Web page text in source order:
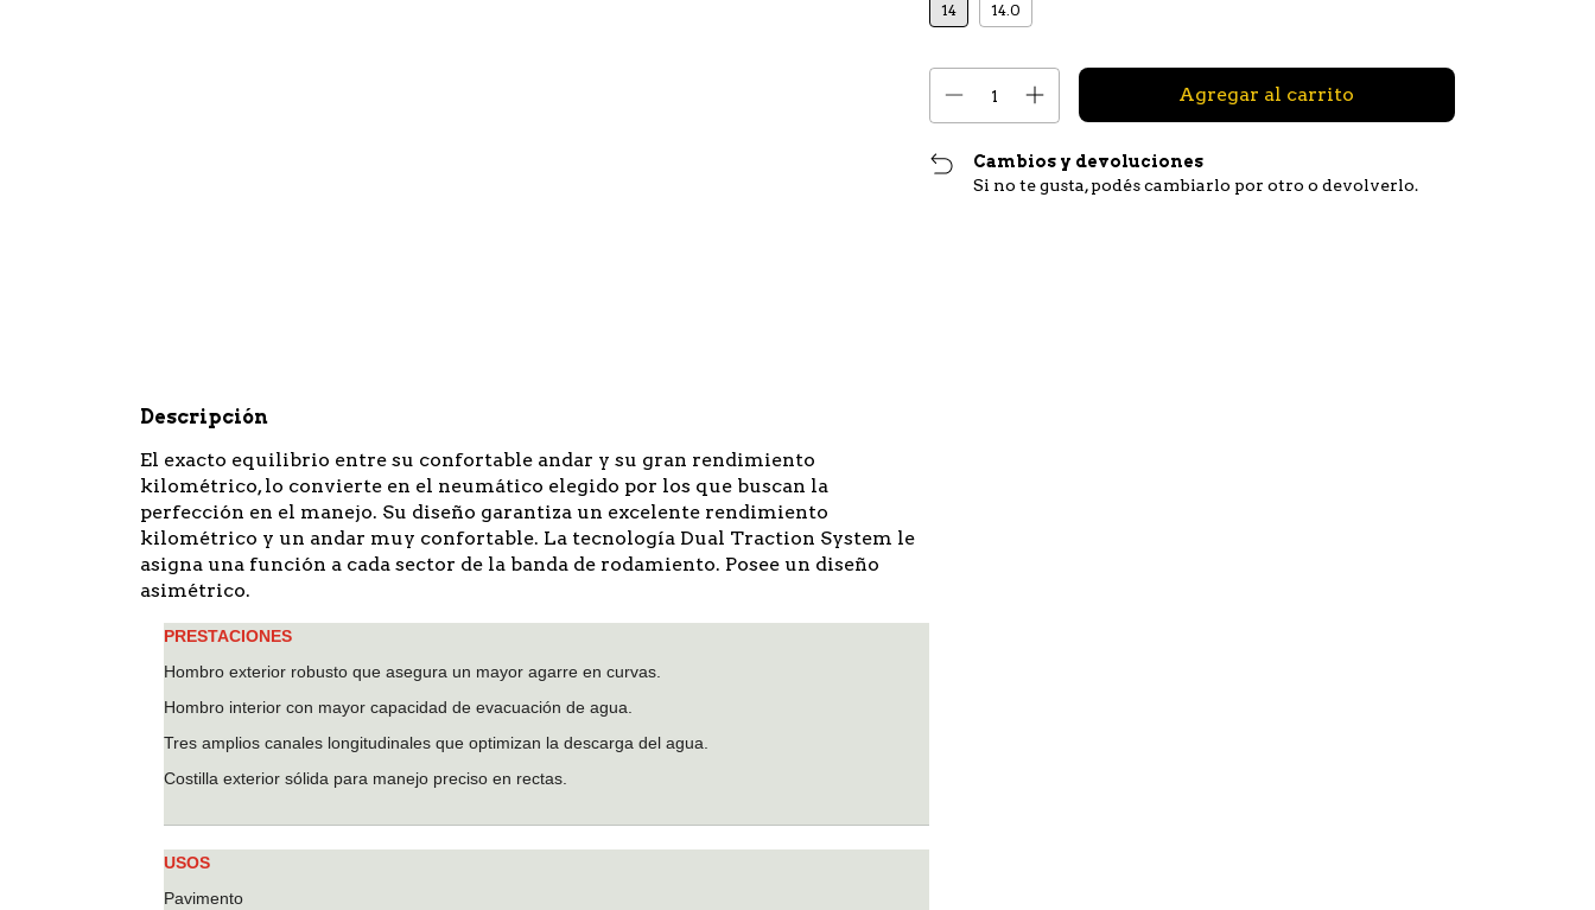
14 14.0
Cambios y devoluciones
Si no te gusta, podés cambiarlo por otro o devolverlo.
Descripción
El exacto equilibrio entre su confortable andar y su gran rendimiento
kilométrico, lo convierte en el neumático elegido por los que buscan la
perfección en el manejo. Su diseño garantiza un excelente rendimiento
kilométrico y un andar muy confortable. La tecnología Dual Traction System le
asigna una función a cada sector de la banda de rodamiento. Posee un diseño
asimétrico.
PRESTACIONES
Hombro exterior robusto que asegura un mayor agarre en curvas.
Hombro interior con mayor capacidad de evacuación de agua.
Tres amplios canales longitudinales que optimizan la descarga del agua.
Costilla exterior sólida para manejo preciso en rectas.
USOS
Pavimento